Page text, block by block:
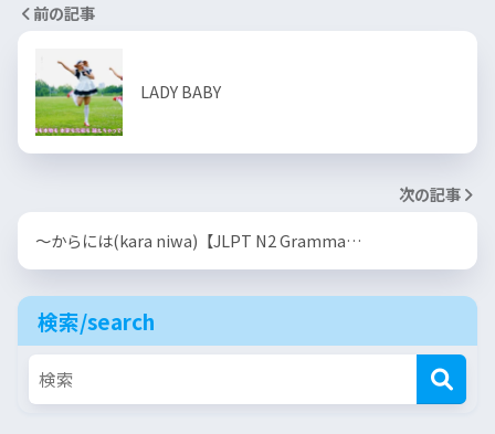
前の記事
LADY BABY
次の記事
～からには(kara niwa)【JLPT N2 Gramma…
検索/search